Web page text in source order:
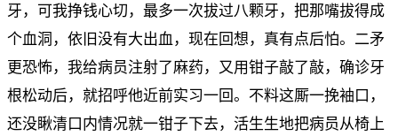
牙，可我挣钱心切，最多一次拔过八颗牙，把那嘴拔得成
个血洞，依旧没有大出血，现在回想，真有点后怕。二矛
更恐怖，我给病员注射了麻药，又用钳子敲了敲，确诊牙
根松动后，就招呼他近前实习一回。不料这厮一挽袖口，
还没瞅清口内情况就一钳子下去，活生生地把病员从椅上